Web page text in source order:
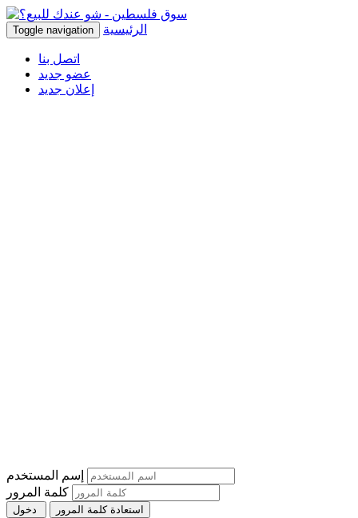
Toggle navigation الرئيسية
اتصل بنا
عضو جديد
إعلان جديد
إسم المستخدم
كلمة المرور
استعادة كلمة المرور